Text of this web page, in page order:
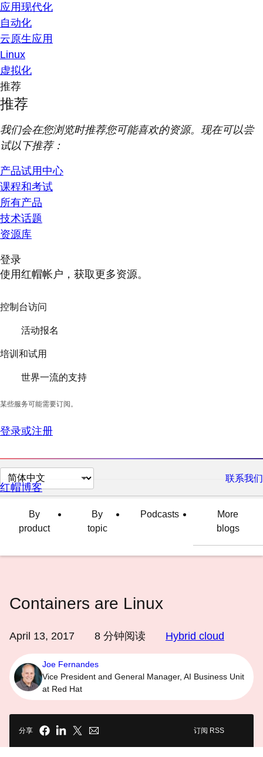
应用现代化
自动化
云原生应用
Linux
虚拟化
推荐
推荐
我们会在您浏览时推荐您可能喜欢的资源。现在可以尝
试以下推荐：
产品试用中心
课程和考试
所有产品
技术话题
资源库
登录
使用红帽帐户，获取更多资源。
控制台访问
活动报名
培训和试用
世界一流的支持
某些服务可能需要订阅。
登录或注册
切
换
言
联系我们
红帽博客
By
product
By
topic
Podcasts
More
blogs
Containers are Linux
April 13, 2017 8 分钟阅读 Hybrid cloud
Joe Fernandes
Vice President and General Manager, AI Business Unit
at Red Hat
分享 订阅 RSS